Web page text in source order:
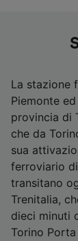
La stazione
Piemonte
provincia di
che da
sua
ferroviario
transitano
Trenitalia,
dieci minuti
Torino